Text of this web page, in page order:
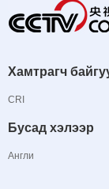
Хамтрагч
CRI
Бусад хэлээр
Англи